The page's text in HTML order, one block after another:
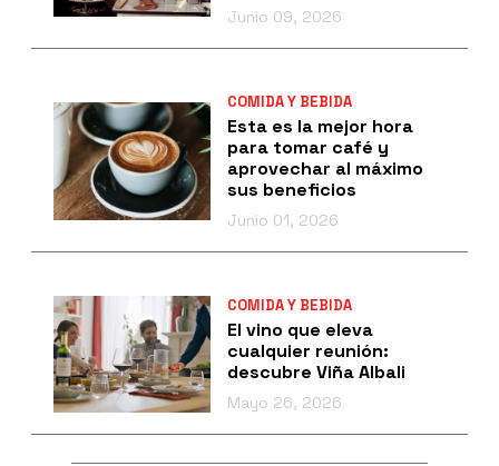
Junio 09, 2026
COMIDA Y BEBIDA
Esta es la mejor hora
para tomar café y
aprovechar al máximo
sus beneficios
Junio 01, 2026
COMIDA Y BEBIDA
El vino que eleva
cualquier reunión:
descubre Viña Albali
Mayo 26, 2026